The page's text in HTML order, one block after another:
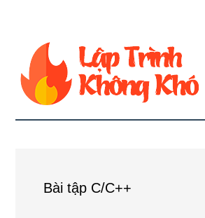
Bài tập C/C++